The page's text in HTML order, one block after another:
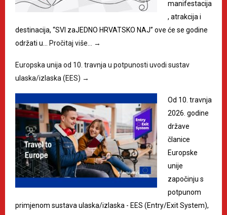
manifestacija
, atrakcija i
destinacija, “SVI zaJEDNO HRVATSKO NAJ” ove će se godine
održati u…
Pročitaj više… →
Europska unija od 10. travnja u potpunosti uvodi sustav
ulaska/izlaska (EES) →
Od 10. travnja
2026. godine
države
članice
Europske
unije
započinju s
potpunom
primjenom sustava ulaska/izlaska - EES (Entry/Exit System),